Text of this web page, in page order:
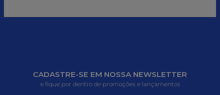
CADASTRE-SE EM NOSSA NEWSLETTER
e fique por dentro de promoções e lançamentos